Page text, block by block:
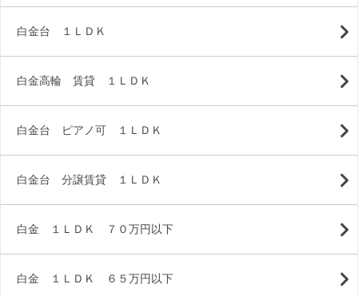
白金台 １ＬＤＫ
白金高輪 賃貸 １ＬＤＫ
白金台 ピアノ可 １ＬＤＫ
白金台 分譲賃貸 １ＬＤＫ
白金 １ＬＤＫ ７０万円以下
白金 １ＬＤＫ ６５万円以下